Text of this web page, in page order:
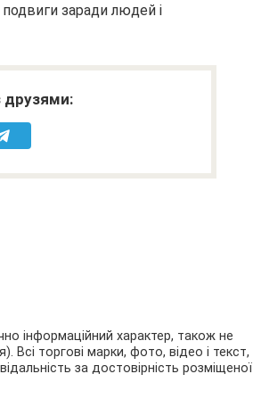
подвиги заради людей і
друзями:
інформаційний характер, також не
Всі торгові марки, фото, відео і текст,
за достовірність розміщеної